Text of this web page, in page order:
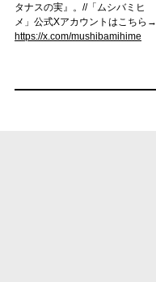
タナスの実』。//「ムシバミヒ
メ」公式Xアカウントはこちら→
https://x.com/mushibamihime